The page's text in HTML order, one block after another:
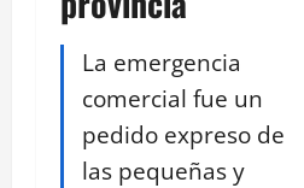
La emergencia
comercial fue un
pedido expreso de
las pequeñas y